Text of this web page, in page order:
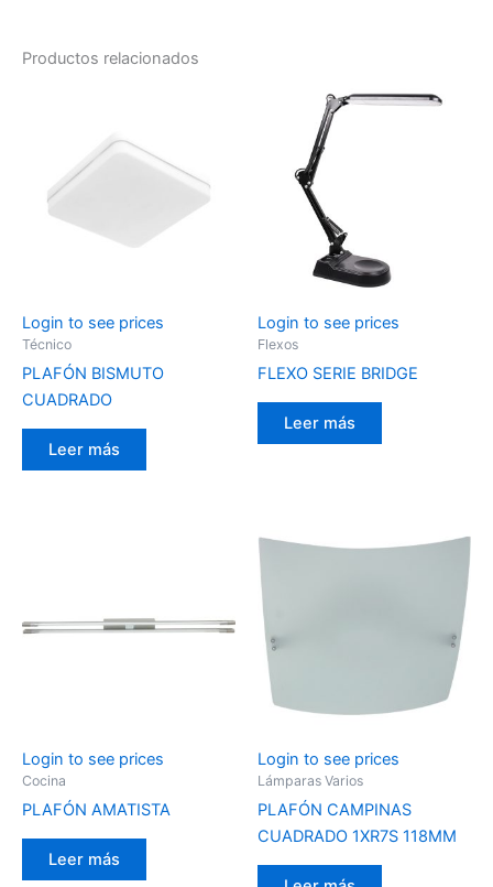
Productos relacionados
Login to see prices
Técnico
PLAFÓN BISMUTO
CUADRADO
Leer más
Login to see prices
Flexos
FLEXO SERIE BRIDGE
Leer más
Login to see prices
Cocina
PLAFÓN AMATISTA
Leer más
Login to see prices
Lámparas Varios
PLAFÓN CAMPINAS
CUADRADO 1XR7S 118MM